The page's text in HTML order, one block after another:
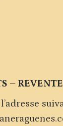
– REVENTE